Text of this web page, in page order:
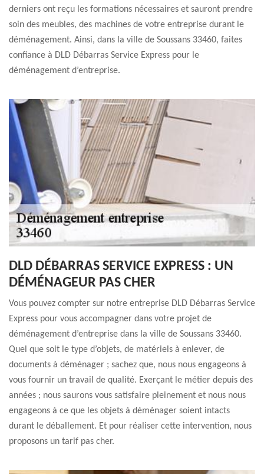
derniers ont reçu les formations nécessaires et sauront prendre
soin des meubles, des machines de votre entreprise durant le
déménagement. Ainsi, dans la ville de Soussans 33460, faites
confiance à DLD Débarras Service Express pour le
déménagement d’entreprise.
DLD DÉBARRAS SERVICE EXPRESS : UN
DÉMÉNAGEUR PAS CHER
Vous pouvez compter sur notre entreprise DLD Débarras Service
Express pour vous accompagner dans votre projet de
déménagement d’entreprise dans la ville de Soussans 33460.
Quel que soit le type d’objets, de matériels à enlever, de
documents à déménager ; sachez que, nous nous engageons à
vous fournir un travail de qualité. Exerçant le métier depuis des
années ; nous saurons vous satisfaire pleinement et nous nous
engageons à ce que les objets à déménager soient intacts
durant le déballement. Et pour réaliser cette intervention, nous
proposons un tarif pas cher.